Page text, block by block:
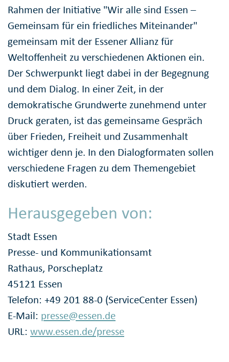
Rahmen der Initiative "Wir alle sind Essen –
Gemeinsam für ein friedliches Miteinander"
gemeinsam mit der Essener Allianz für
Weltoffenheit zu verschiedenen Aktionen ein.
Der Schwerpunkt liegt dabei in der Begegnung
und dem Dialog. In einer Zeit, in der
demokratische Grundwerte zunehmend unter
Druck geraten, ist das gemeinsame Gespräch
über Frieden, Freiheit und Zusammenhalt
wichtiger denn je. In den Dialogformaten sollen
verschiedene Fragen zu dem Themengebiet
diskutiert werden.
Herausgegeben von:
Stadt Essen
Presse- und Kommunikationsamt
Rathaus, Porscheplatz
45121 Essen
Telefon: +49 201 88-0 (ServiceCenter Essen)
E-Mail: presse@essen.de
URL: www.essen.de/presse